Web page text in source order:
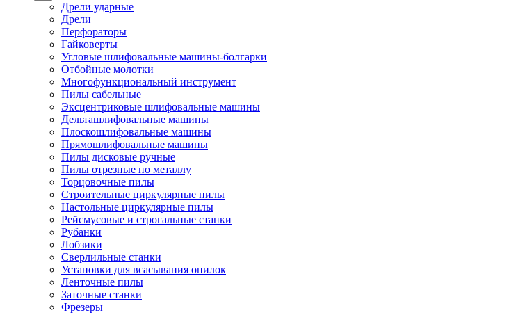
Дрели ударные
Дрели
Перфораторы
Гайковерты
Угловые шлифовальные машины-болгарки
Отбойные молотки
Многофункциональный инструмент
Пилы сабельные
Эксцентриковые шлифовальные машины
Дельташлифовальные машины
Плоскошлифовальные машины
Прямошлифовальные машины
Пилы дисковые ручные
Пилы отрезные по металлу
Торцовочные пилы
Строительные циркулярные пилы
Настольные циркулярные пилы
Рейсмусовые и строгальные станки
Рубанки
Лобзики
Сверлильные станки
Установки для всасывания опилок
Ленточные пилы
Заточные станки
Фрезеры